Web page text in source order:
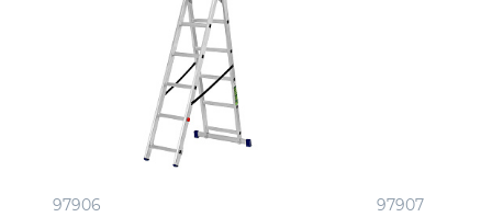
97906
97907